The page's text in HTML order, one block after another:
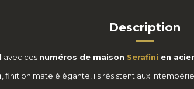
Description
avec ces numéros de maison Serafini en
, finition mate élégante, ils résistent aux